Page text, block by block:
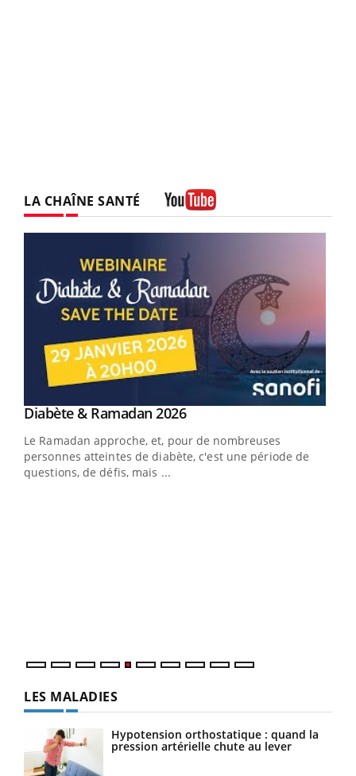
LA CHAÎNE SANTÉ
Youtube
Diabète & Ramadan 2026Youtube
Le Ramadan approche, et, pour de nombreuses
personnes atteintes de diabète, c'est une période de
questions, de défis, mais ...
Youtube
Un « jumeau numérique » pour faciliter l’accès
Un établissement lié à un groupe mutualiste innove en
matière de bilan de santé : l'utilisation d'un « jumeau
LES MALADIES
Hypotension orthostatique : quand la
pression artérielle chute au lever